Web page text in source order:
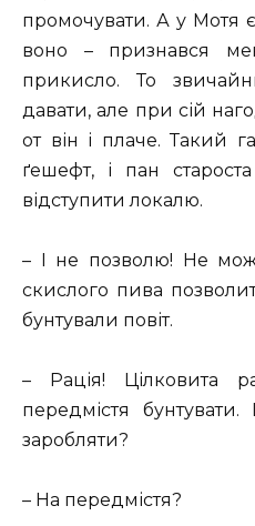
промочувати. А у Мотя
воно – признався
прикисло. То
давати, але при сій
от він і плаче. Такий
ґешефт, і пан
відступити локалю.
– І не позволю! Не
скислого пива
бунтували повіт.
– Рація! Цілковита
передмістя
заробляти?
– На передмістя?